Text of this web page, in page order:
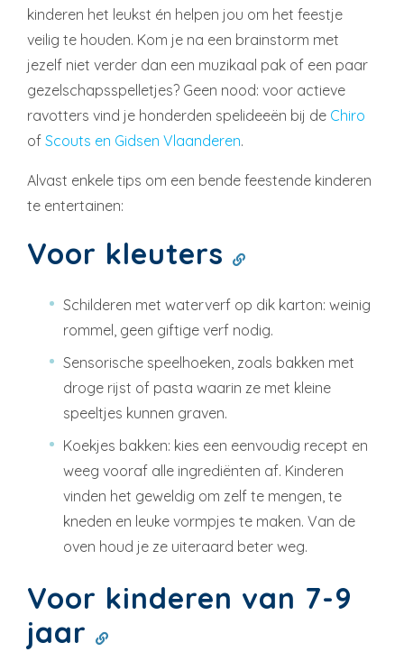
kinderen het leukst én helpen jou om het feestje
veilig te houden. Kom je na een brainstorm met
jezelf niet verder dan een muzikaal pak of een paar
gezelschapsspelletjes? Geen nood: voor actieve
ravotters vind je honderden spelideeën bij de Chiro
of Scouts en Gidsen Vlaanderen.
Alvast enkele tips om een bende feestende kinderen
te entertainen:
Voor kleuters
Schilderen met waterverf op dik karton: weinig
rommel, geen giftige verf nodig.
Sensorische speelhoeken, zoals bakken met
droge rijst of pasta waarin ze met kleine
speeltjes kunnen graven.
Koekjes bakken: kies een eenvoudig recept en
weeg vooraf alle ingrediënten af. Kinderen
vinden het geweldig om zelf te mengen, te
kneden en leuke vormpjes te maken. Van de
oven houd je ze uiteraard beter weg.
Voor kinderen van 7-9
jaar